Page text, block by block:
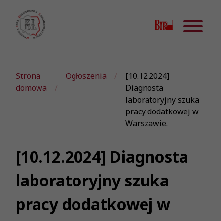
Strona
domowa
Ogłoszenia
[10.12.2024]
Diagnosta
laboratoryjny szuka
pracy dodatkowej w
Warszawie.
[10.12.2024] Diagnosta
laboratoryjny szuka
pracy dodatkowej w